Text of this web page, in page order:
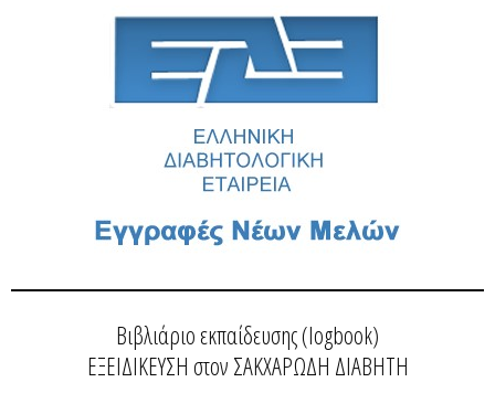
Βιβλιάριο εκπαίδευσης (logbook)
ΕΞΕΙΔΙΚΕΥΣΗ στον ΣΑΚΧΑΡΩΔΗ ΔΙΑΒΗΤΗ